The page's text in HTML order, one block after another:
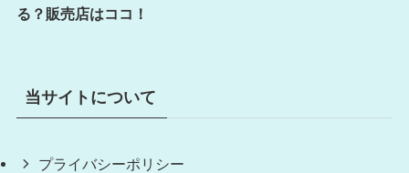
る？販売店はココ！
当サイトについて
プライバシーポリシー